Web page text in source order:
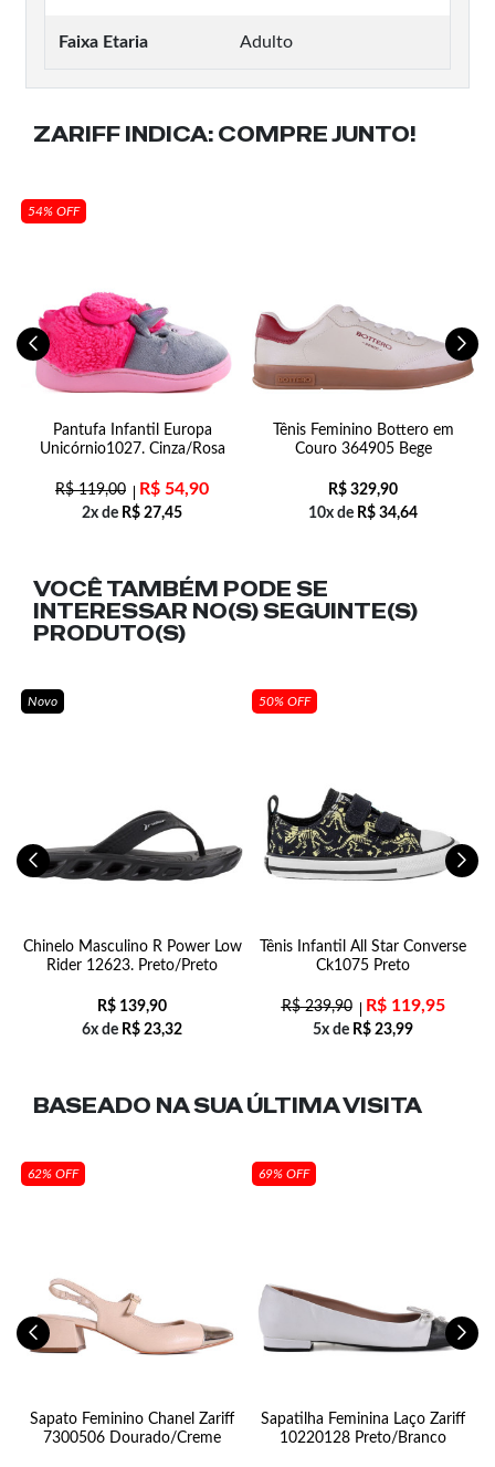
Faixa Etaria Adulto
ZARIFF INDICA: COMPRE JUNTO!
54% OFF
Pantufa Infantil Europa
Unicórnio1027. Cinza/Rosa
R$119,00 R$ 54,90
2x de R$ 27,45
Tênis Feminino Bottero em
Couro 364905 Bege
R$ 329,90
10x de R$ 34,64
VOCÊ TAMBÉM PODE SE
INTERESSAR NO(S) SEGUINTE(S)
PRODUTO(S)
Novo
Chinelo Masculino R Power Low
Rider 12623. Preto/Preto
R$ 139,90
6x de R$ 23,32
50% OFF
Tênis Infantil All Star Converse
Ck1075 Preto
R$239,90 R$119,95
5x de R$ 23,99
BASEADO NA SUAÚLTIMA VISITA
62% OFF
Sapato Feminino Chanel Zariff
7300506 Dourado/Creme
69% OFF
Sapatilha Feminina Laço Zariff
10220128 Preto/Branco